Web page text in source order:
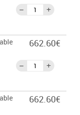
662.60€
662.60€